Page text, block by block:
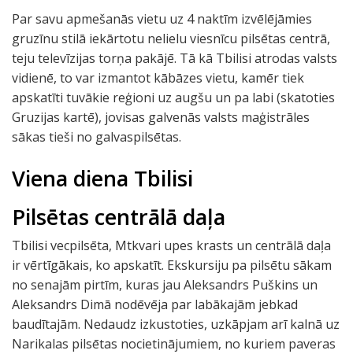
Par savu apmešanās vietu uz 4 naktīm izvēlējāmies
gruzīnu stilā iekārtotu nelielu viesnīcu pilsētas centrā,
teju televīzijas torņa pakājē. Tā kā Tbilisi atrodas valsts
vidienē, to var izmantot kābāzes vietu, kamēr tiek
apskatīti tuvākie reģioni uz augšu un pa labi (skatoties
Gruzijas kartē), jovisas galvenās valsts maģistrāles
sākas tieši no galvaspilsētas.
Viena diena Tbilisi
Pilsētas centrālā daļa
Tbilisi vecpilsēta, Mtkvari upes krasts un centrālā daļa
ir vērtīgākais, ko apskatīt. Ekskursiju pa pilsētu sākam
no senajām pirtīm, kuras jau Aleksandrs Puškins un
Aleksandrs Dimā nodēvēja par labākajām jebkad
baudītajām. Nedaudz izkustoties, uzkāpjam arī kalnā uz
Narikalas pilsētas nocietinājumiem, no kuriem paveras